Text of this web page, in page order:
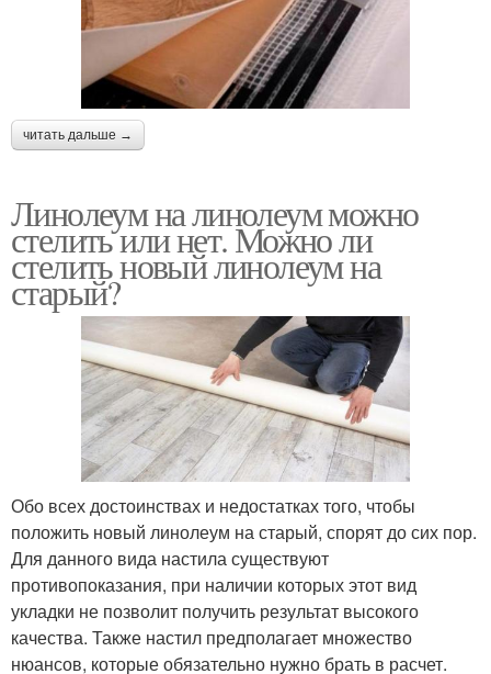
читать дальше →
Линолеум на линолеум можно
стелить или нет. Можно ли
стелить новый линолеум на
старый?
Обо всех достоинствах и недостатках того, чтобы
положить новый линолеум на старый, спорят до сих пор.
Для данного вида настила существуют
противопоказания, при наличии которых этот вид
укладки не позволит получить результат высокого
качества. Также настил предполагает множество
нюансов, которые обязательно нужно брать в расчет.